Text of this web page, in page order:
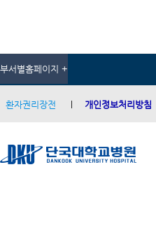
부서별홈페이지 +
환자권리장전 개인정보처리방침